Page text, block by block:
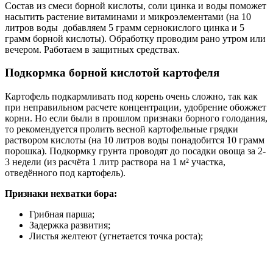
Состав из смеси борной кислоты, соли цинка и воды поможет
насытить растение витаминами и микроэлементами (на 10
литров воды добавляем 5 грамм сернокислого цинка и 5
грамм борной кислоты). Обработку проводим рано утром или
вечером. Работаем в защитных средствах.
Подкормка борной кислотой картофеля
Картофель подкармливать под корень очень сложно, так как
при неправильном расчете концентрации, удобрение обожжет
корни. Но если были в прошлом признаки борного голодания,
то рекомендуется пролить весной картофельные грядки
раствором кислоты (на 10 литров воды понадобится 10 грамм
порошка). Подкормку грунта проводят до посадки овоща за 2-
3 недели (из расчёта 1 литр раствора на 1 м² участка,
отведённого под картофель).
Признаки нехватки бора:
Грибная парша;
Задержка развития;
Листья желтеют (угнетается точка роста);